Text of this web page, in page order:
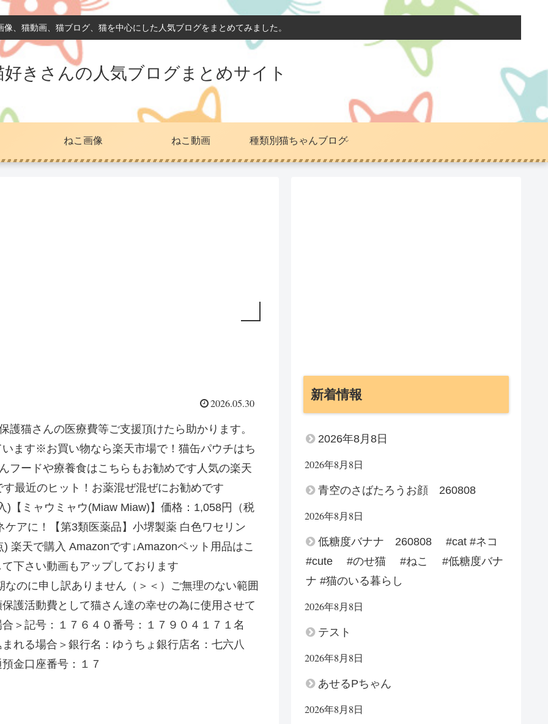
像、猫動画、猫ブログ、猫を中心にした人気ブログをまとめてみました。
好きさんの人気ブログまとめサイト
ねこ画像 ねこ動画 種類別猫ちゃんブログ
2026.05.30
猫さんの医療費等ご支援頂けたら助かります。
ます※お買い物なら楽天市場で！猫缶パウチはち
フードや療養食はこちらもお勧めです人気の楽天
最近のヒット！お薬混ぜ混ぜにお勧めです
【ミャウミャウ(Miaw Miaw)】価格：1,058円（税
アに！【第3類医薬品】小堺製薬 白色ワセリン
楽天で購入 Amazonです↓Amazonペット用品はこ
下さい動画もアップしております
のに申し訳ありません（＞＜）ご無理のない範囲
護活動費として猫さん達の幸せの為に使用させて
＞記号：１７６４０番号：１７９０４１７１名
れる場合＞銀行名：ゆうちょ銀行店名：七六八
金口座番号：１７
新着情報
2026年8月8日
2026年8月8日
青空のさばたろうお顔 260808
2026年8月8日
低糖度バナナ 260808 #cat #ネコ
#cute #のせ猫 #ねこ #低糖度バナ
ナ #猫のいる暮らし
2026年8月8日
テスト
2026年8月8日
あせるPちゃん
2026年8月8日